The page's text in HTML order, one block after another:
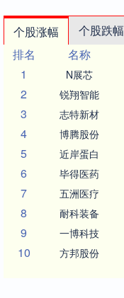
个股涨幅 个股跌幅
排名
名称
1
N展芯
2 锐翔智能
3 志特新材
4 博腾股份
5 近岸蛋白
6 毕得医药
7 五洲医疗
8 耐科装备
9 一博科技
10 方邦股份